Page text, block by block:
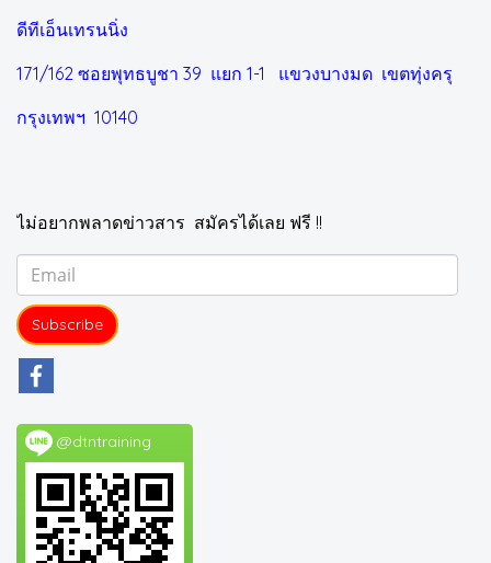
ดีทีเอ็นเทรนนิ่ง
171/162 ซอยพุทธบูชา 39 แยก 1-1 แขวงบางมด เขตทุ่งครุ
กรุงเทพฯ 10140
ไม่อยากพลาดข่าวสาร สมัครได้เลย ฟรี !!
Subscribe
@dtntraining